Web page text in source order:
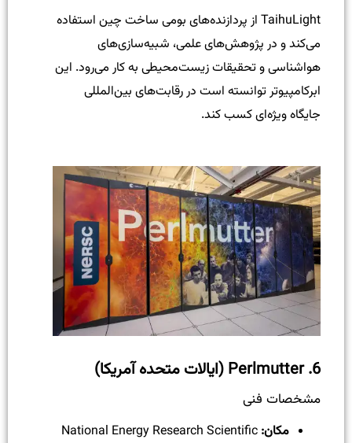
TaihuLight از پردازنده‌های بومی ساخت چین استفاده
می‌کند و در پژوهش‌های علمی، شبیه‌سازی‌های
هواشناسی و تحقیقات زیست‌محیطی به کار می‌رود. این
ابرکامپیوتر توانسته است در رقابت‌های بین‌المللی
جایگاه ویژه‌ای کسب کند.
6. Perlmutter (ایالات متحده آمریکا)
مشخصات فنی
مکان: National Energy Research Scientific